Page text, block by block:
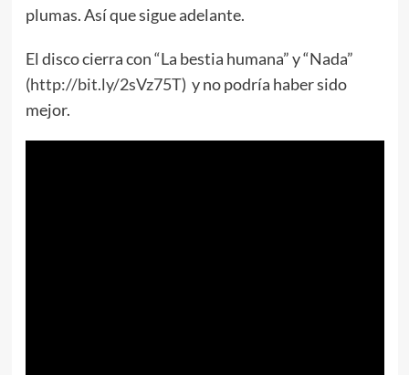
plumas. Así que sigue adelante.
El disco cierra con “La bestia humana” y “Nada”
(http://bit.ly/2sVz75T) y no podría haber sido
mejor.